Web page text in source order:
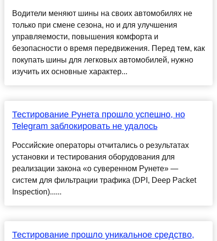
Водители меняют шины на своих автомобилях не
только при смене сезона, но и для улучшения
управляемости, повышения комфорта и
безопасности о время передвижения. Перед тем, как
покупать шины для легковых автомобилей, нужно
изучить их основные характер...
Тестирование Рунета прошло успешно, но
Telegram заблокировать не удалось
Российские операторы отчитались о результатах
установки и тестирования оборудования для
реализации закона «о суверенном Рунете» —
систем для фильтрации трафика (DPI, Deep Packet
Inspection)......
Тестирование прошло уникальное средство,